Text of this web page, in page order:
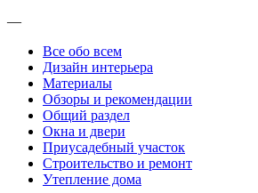
—
Все обо всем
Дизайн интерьера
Материалы
Обзоры и рекомендации
Общий раздел
Окна и двери
Приусадебный участок
Строительство и ремонт
Утепление дома